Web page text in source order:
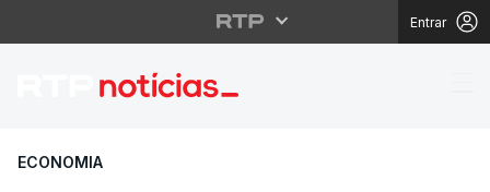
Entrar
OE2026. Aumento
ECONOMIA